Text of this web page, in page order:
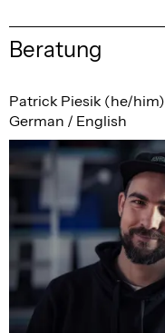
Beratung
Patrick Piesik (he/him)
German / English